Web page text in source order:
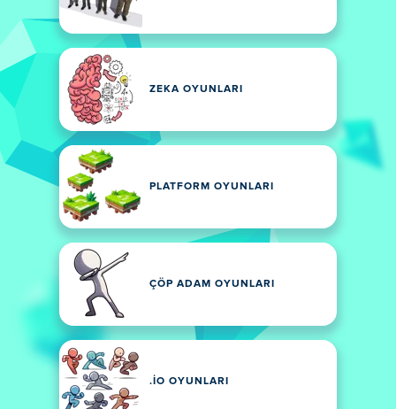
ZEKA OYUNLARI
PLATFORM OYUNLARI
ÇÖP ADAM OYUNLARI
.IO OYUNLARI